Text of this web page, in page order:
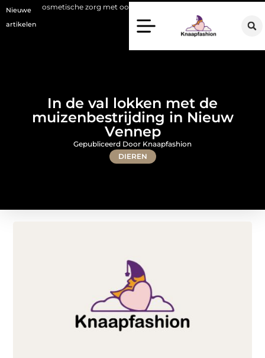
Nieuwe
artikelen
zorg met oog voor natuurlijke resultaten
In de val lokken met de
muizenbestrijding in Nieuw
Vennep
DIEREN
Gepubliceerd Door Knaapfashion